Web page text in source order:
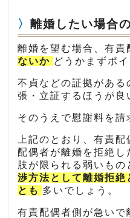
離婚したい場合
離婚を望む場合、有責
ないか どうかまずポ
不貞などの証拠がある
張・立証するほうが良
そのうえで慰謝料を請
上記のとおり、有責
配偶者が離婚を拒絶し
肢が限られる弱いもの
渉方法として離婚拒絶
とも 多いでしょう。
有責配偶者側が急い